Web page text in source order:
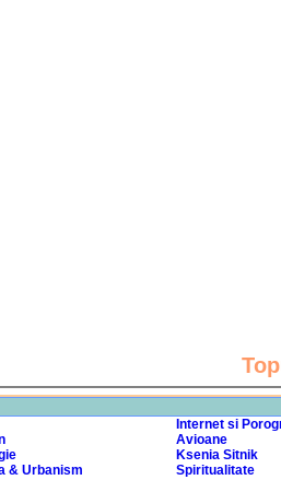
Internet si
Avioane
Ksenia Sitnik
& Urbanism Spiritualitate